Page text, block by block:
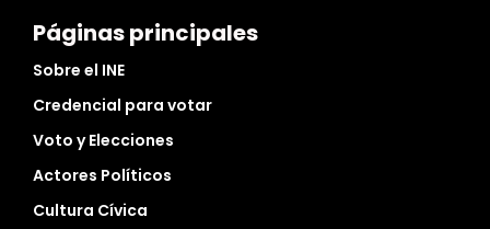
Páginas principales
Sobre el INE
Credencial para votar
Voto y Elecciones
Actores Políticos
Cultura Cívica